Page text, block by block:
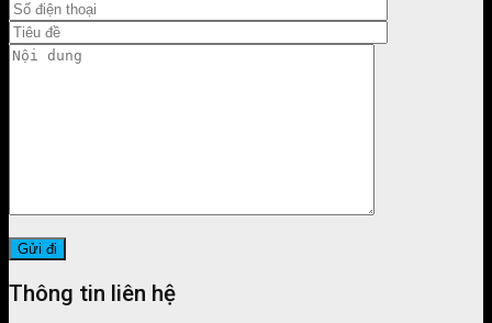
Thông tin liên hệ